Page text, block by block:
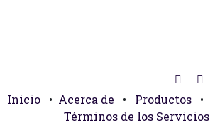
Inicio • Acerca de • Productos
•
Términos de los Servicios